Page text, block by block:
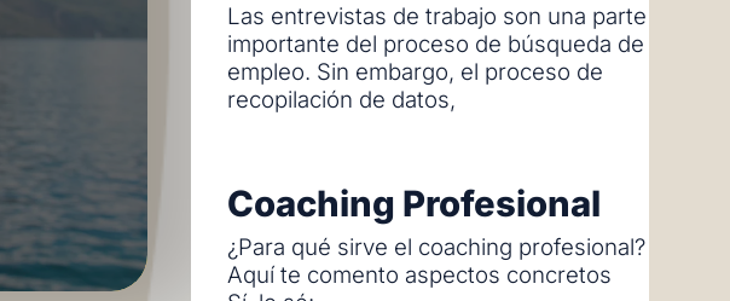
Las entrevistas de trabajo son una parte
importante del proceso de búsqueda de
empleo. Sin embargo, el proceso de
recopilación de datos,
Coaching Profesional
¿Para qué sirve el coaching profesional?
Aquí te comento aspectos concretos